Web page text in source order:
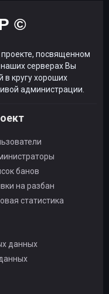
©
посвященном
серверах Вы
в кругу хороших
администрации.
банов
на разбан
статистика
данных